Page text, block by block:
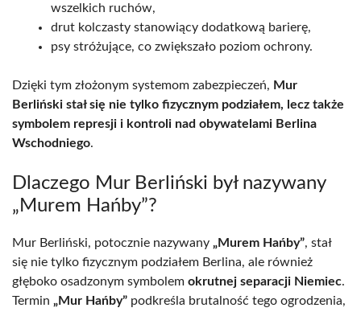
wszelkich ruchów,
drut kolczasty stanowiący dodatkową barierę,
psy stróżujące, co zwiększało poziom ochrony.
Dzięki tym złożonym systemom zabezpieczeń, Mur
Berliński stał się nie tylko fizycznym podziałem, lecz także
symbolem represji i kontroli nad obywatelami Berlina
Wschodniego.
Dlaczego Mur Berliński był nazywany
„Murem Hańby”?
Mur Berliński, potocznie nazywany „Murem Hańby”, stał
się nie tylko fizycznym podziałem Berlina, ale również
głęboko osadzonym symbolem okrutnej separacji Niemiec.
Termin „Mur Hańby” podkreśla brutalność tego ogrodzenia,